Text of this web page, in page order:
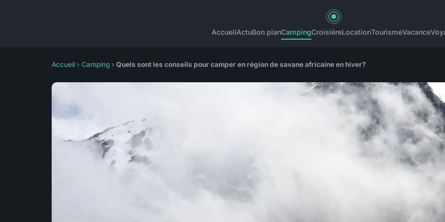
AccueilActuBon planCampingCroisièreLocationTourismeVacance
Accueil › Camping › Quels sont les conseils pour camper en région de savane africaine en hiver?